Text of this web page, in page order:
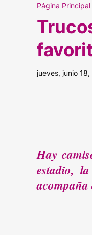
Página Principal
jueves, junio
Hay
estadio,
acompaña